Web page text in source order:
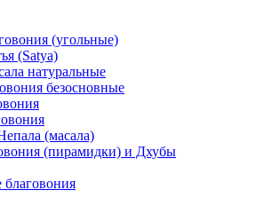
(угольные)
(Satya)
натуральные
безосновные
(масала)
(пирамидки) и Дхубы
благовония